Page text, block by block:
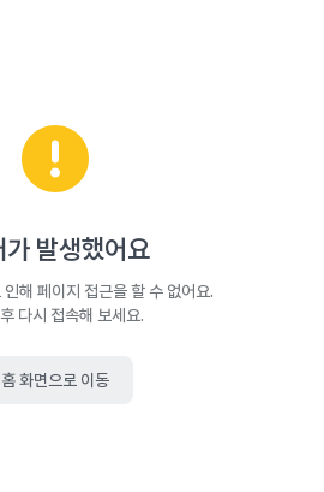
가 발생했어요
해 페이지 접근을 할 수 없어요.
다시 접속해 보세요.
홈 화면으로 이동